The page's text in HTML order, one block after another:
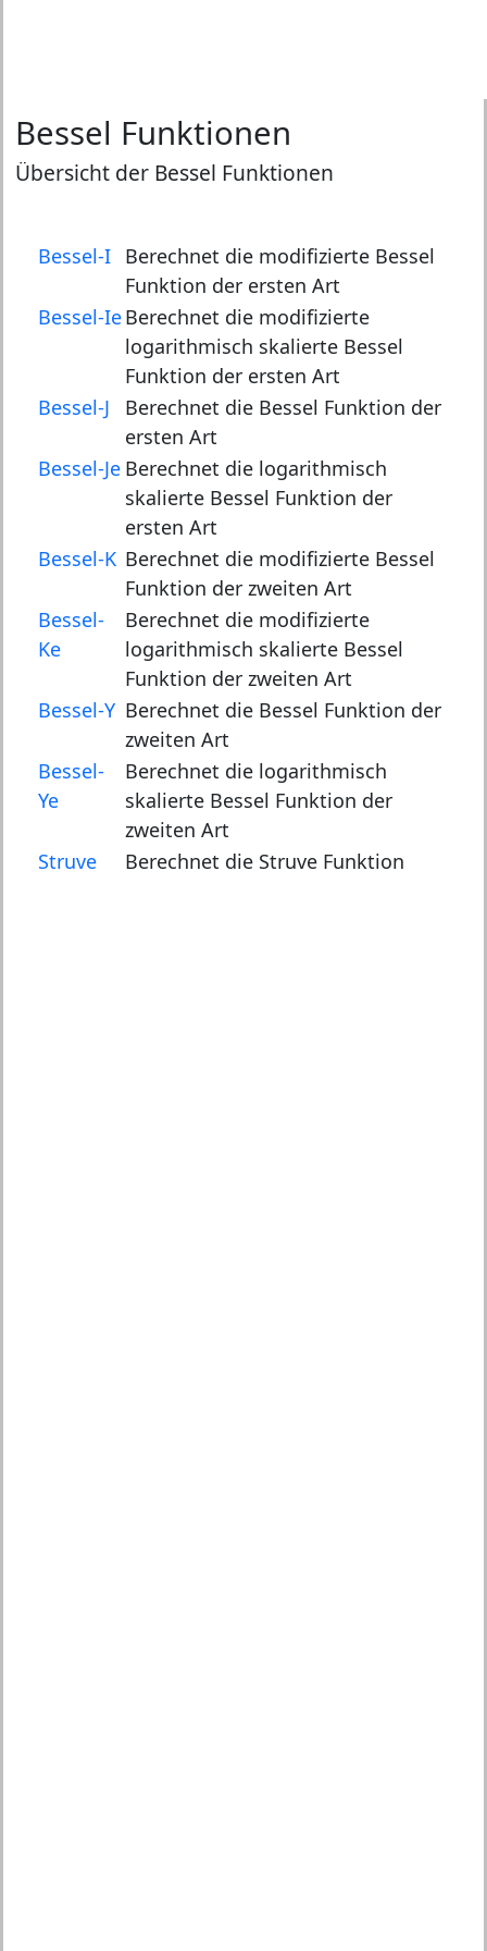
Bessel Funktionen
Übersicht der Bessel Funktionen
Bessel-I
Berechnet die modifizierte Bessel
Funktion der ersten Art
Bessel-IeBerechnet die modifizierte
logarithmisch skalierte Bessel
Funktion der ersten Art
Bessel-J
Berechnet die Bessel Funktion der
ersten Art
Bessel-Je Berechnet die logarithmisch
skalierte Bessel Funktion der
ersten Art
Bessel-K Berechnet die modifizierte Bessel
Funktion der zweiten Art
Bessel-
Ke
Berechnet die modifizierte
logarithmisch skalierte Bessel
Funktion der zweiten Art
Bessel-Y Berechnet die Bessel Funktion der
zweiten Art
Bessel-
Ye
Berechnet die logarithmisch
skalierte Bessel Funktion der
zweiten Art
Struve
Berechnet die Struve Funktion